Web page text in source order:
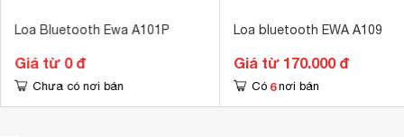
Loa Bluetooth Ewa A101P
Giá từ 0 đ
Chưa có nơi bán
Loa bluetooth EWA A109
Giá từ 170.000 đ
Có 6 nơi bán